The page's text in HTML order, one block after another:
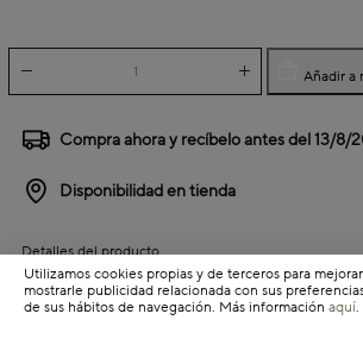
Añadir a
Compra ahora y recíbelo antes del13/8/
Disponibilidad en tienda
Detalles del producto
Información de envío
Utilizamos cookies propias y de terceros para
mostrarle publicidad relacionada con sus
de sus hábitos de navegación. Más información aquí.